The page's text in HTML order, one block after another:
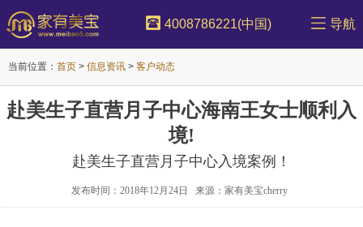
4008786221(中国) 导航
当前位置： 首页 > 信息资讯 > 客户动态
赴美生子直营月子中心海南王女士顺利入
境!
赴美生子直营月子中心入境案例！
发布时间：2018年12月24日 来源：家有美宝cherry